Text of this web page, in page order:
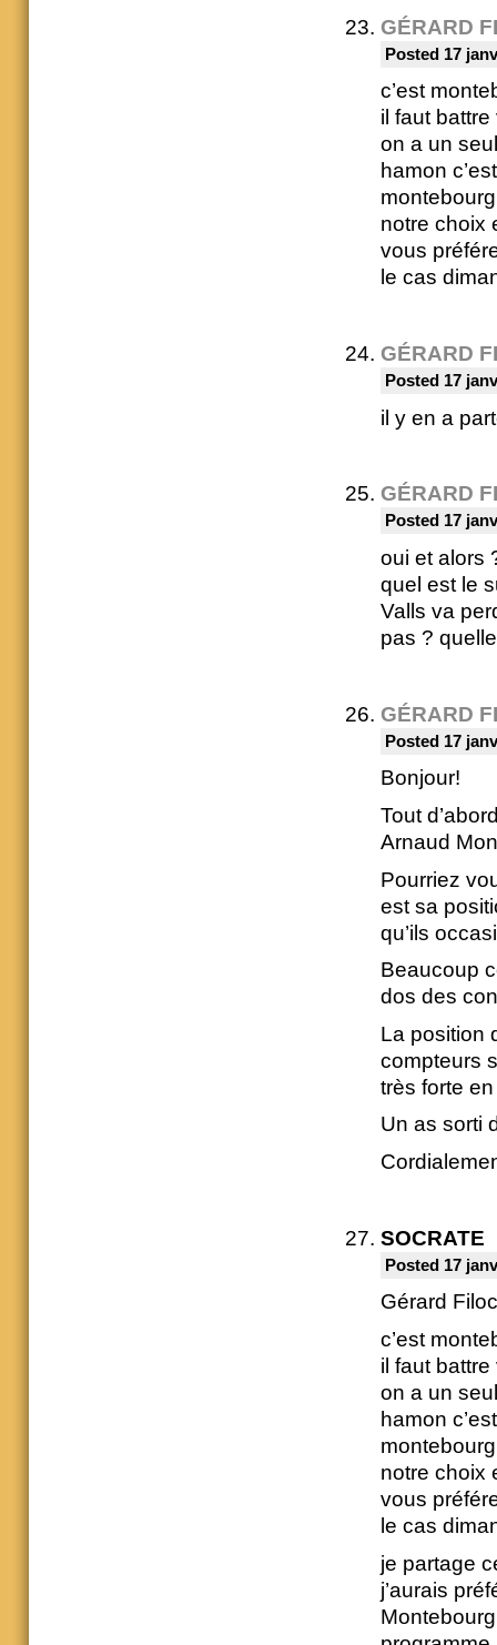
GÉRARD
Posted 17
c’est
il faut battre
on a un
hamon
notre choix
vous
le cas
GÉRARD
Posted 17
il y en a
GÉRARD
Posted 17
oui et alors
quel est le
Valls va
pas ?
GÉRARD
Posted 17
Bonjour!
Tout
Arnaud
Pourriez
est sa
qu’ils
Beaucoup
dos des
La position
compteurs
très forte
Un as sorti
SOCRATE
Posted 17
Gérard
c’est
il faut battre
on a un
hamon
notre choix
vous
le cas
je partage
j’aurais